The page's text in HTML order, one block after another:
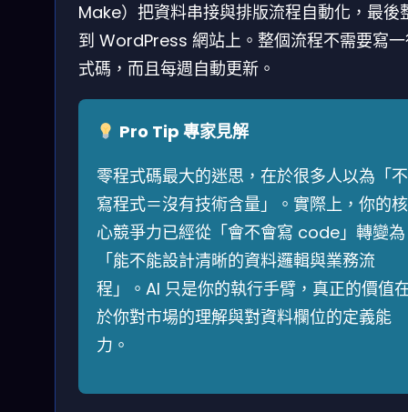
Make）把資料串接與排版流程自動化，最後
到 WordPress 網站上。整個流程不需要寫
式碼，而且每週自動更新。
Pro Tip 專家見解
零程式碼最大的迷思，在於很多人以為「不
寫程式＝沒有技術含量」。實際上，你的核
心競爭力已經從「會不會寫 code」轉變為
「能不能設計清晰的資料邏輯與業務流
程」。AI 只是你的執行手臂，真正的價值
於你對市場的理解與對資料欄位的定義能
力。